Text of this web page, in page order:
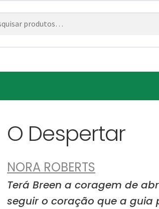
O Despertar
NORA ROBERTS
Terá Breen a coragem de
seguir o coração que a guia